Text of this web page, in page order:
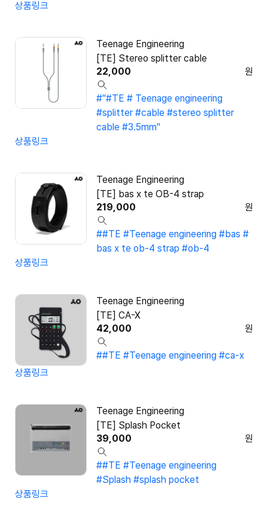
상품링크
Teenage Engineering
[TE] Stereo splitter cable
22,000
원
#"#TE # Teenage engineering
#splitter #cable #stereo splitter
cable #3.5mm"
상품링크
Teenage Engineering
[TE] bas x te OB-4 strap
219,000
원
##TE #Teenage engineering #bas #
bas x te ob-4 strap #ob-4
상품링크
Teenage Engineering
[TE] CA-X
42,000
원
##TE #Teenage engineering #ca-x
상품링크
Teenage Engineering
[TE] Splash Pocket
39,000
원
##TE #Teenage engineering
#Splash #splash pocket
상품링크